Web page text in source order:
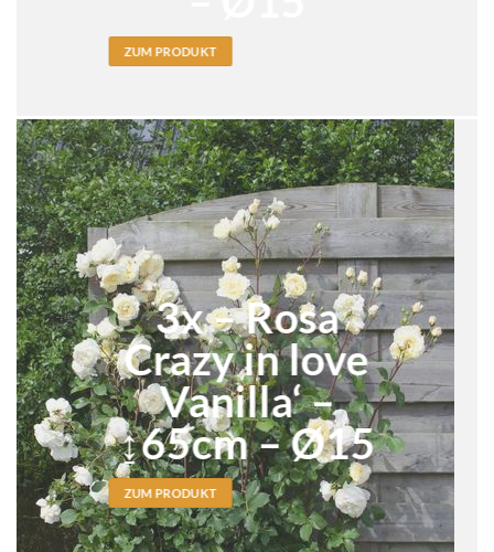
ZUM PRODUKT
3x – Rosa
Crazy in love
Vanilla‘ –
↨65cm – Ø15
ZUM PRODUKT